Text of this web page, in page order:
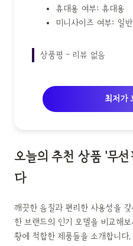
휴대용 여부: 휴대용
미니사이즈 여부: 일반
상품평 - 리뷰 없음
최저가
오늘의 추천 상품 '무
다
깨끗한 음질과 편리한 사용성을
한 브랜드의 인기 모델을 비교해
황에 적합한 제품들을 소개합니다.